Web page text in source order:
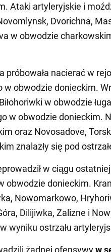
Ataki artyleryjskie i
Dvorichna,
w obwodzie
próbowała nacierać w
w obwodzie donieckim.
w obwodzie
w obwodzie donieckim.
oraz Novosadove,
znalazły się pod
w ciągu
obwodzie donieckim.
Nowomarkowo,
Dilijiwka, Zalizne i
wyniku ostrzału
żadnej ofensywyw